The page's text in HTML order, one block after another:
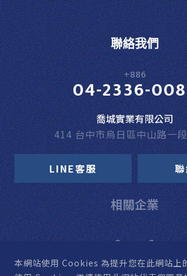
本網站使用 Cookies 為提升您在此網站上
相關企業
聯絡我們
+886
04-2336-
喬城實業有限公司
414 台中市烏日區中山路一
LINE客服